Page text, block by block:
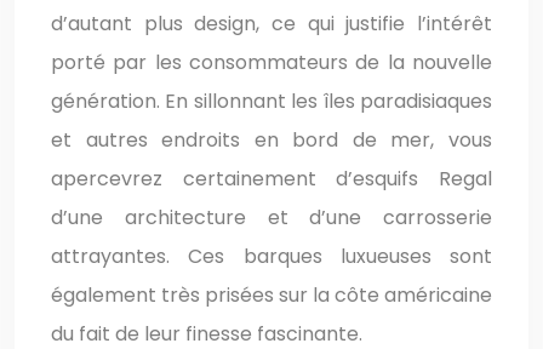
d’autant plus design, ce qui justifie l’intérêt
porté par les consommateurs de la nouvelle
génération. En sillonnant les îles paradisiaques
et autres endroits en bord de mer, vous
apercevrez certainement d’esquifs Regal
d’une architecture et d’une carrosserie
attrayantes. Ces barques luxueuses sont
également très prisées sur la côte américaine
du fait de leur finesse fascinante.